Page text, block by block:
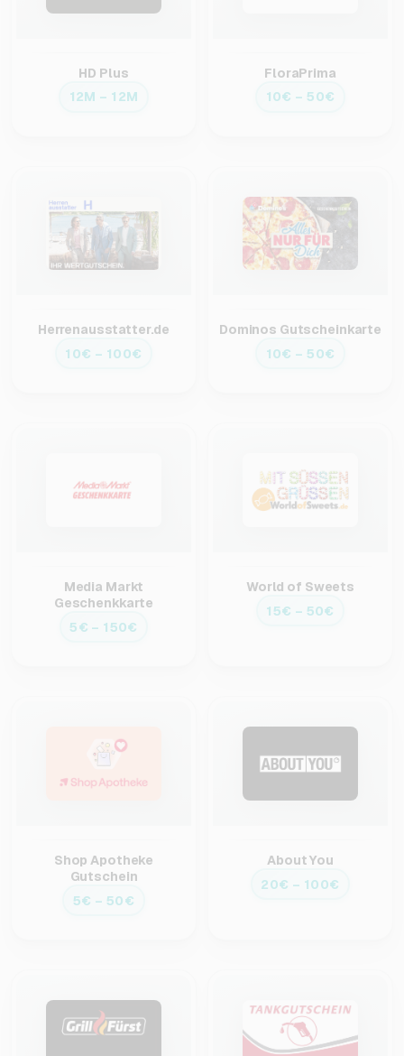
HD Plus
12M – 12M
FloraPrima
10€ – 50€
Herrenausstatter.de
10€ – 100€
Dominos Gutscheinkarte
10€ – 50€
Media Markt
Geschenkkarte
5€ – 150€
World of Sweets
15€ – 50€
Shop Apotheke
Gutschein
5€ – 50€
About You
20€ – 100€